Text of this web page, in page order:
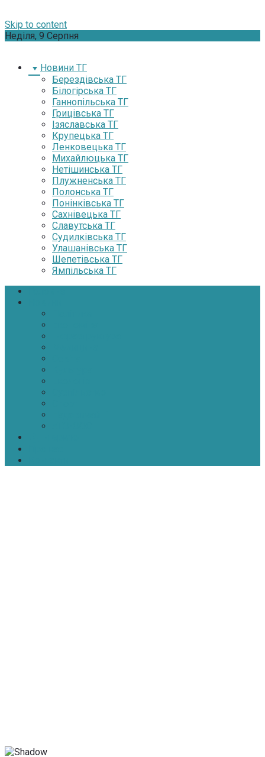
Skip to content
Неділя, 9 Серпня
Новини ТГ
Берездівська ТГ
Білогірська ТГ
Ганнопільська ТГ
Грицівська ТГ
Ізяславська ТГ
Крупецька ТГ
Ленковецька ТГ
Михайлюцька ТГ
Нетішинська ТГ
Плужненська ТГ
Полонська ТГ
Понінківська ТГ
Сахнівецька ТГ
Славутська ТГ
Судилківська ТГ
Улашанівська ТГ
Шепетівська ТГ
Ямпільська ТГ